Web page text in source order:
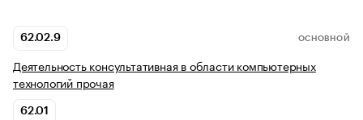
62.02.9 ОСНОВНОЙ
Деятельность консультативная в области компьютерных
технологий прочая
62.01